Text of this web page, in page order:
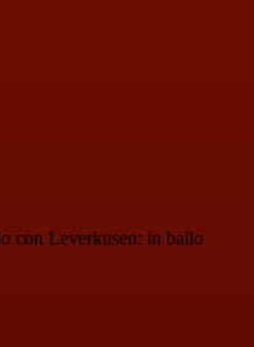
con Leverkusen: in ballo